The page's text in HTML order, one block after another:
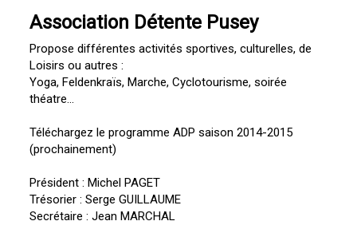
Association Détente Pusey
Propose différentes activités sportives, culturelles, de
Loisirs ou autres :
Yoga, Feldenkraïs, Marche, Cyclotourisme, soirée
théatre...
Téléchargez le programme ADP saison 2014-2015
(prochainement)
Président : Michel PAGET
Trésorier : Serge GUILLAUME
Secrétaire : Jean MARCHAL